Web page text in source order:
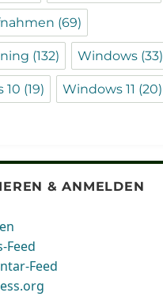
(69)
(132) Windows (33)
10 (19) Windows 11 (20)
& ANMELDEN
Feed
Feed